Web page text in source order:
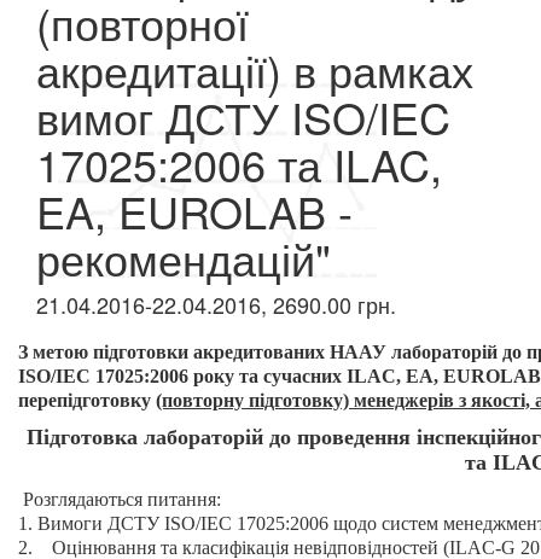
(повторної
акредитації) в рамках
вимог ДСТУ ISO/IEC
17025:2006 та ILAC,
EA, EUROLAB -
рекомендацій"
21.04.2016-22.04.2016, 2690.00 грн.
З метою підготовки акредитованих НААУ лабораторій до
ISO/IEC 17025:2006 року та сучасних ILAC, EA,
перепідготовку (повторну підготовку) менеджерів з
Підготовка лабораторій до проведення
та
Розглядаються питання:
1. Вимоги ДСТУ ISO/IEC 17025:2006 щодо систем
2. Оцінювання та класифікація невідповідностей (ILAC-G